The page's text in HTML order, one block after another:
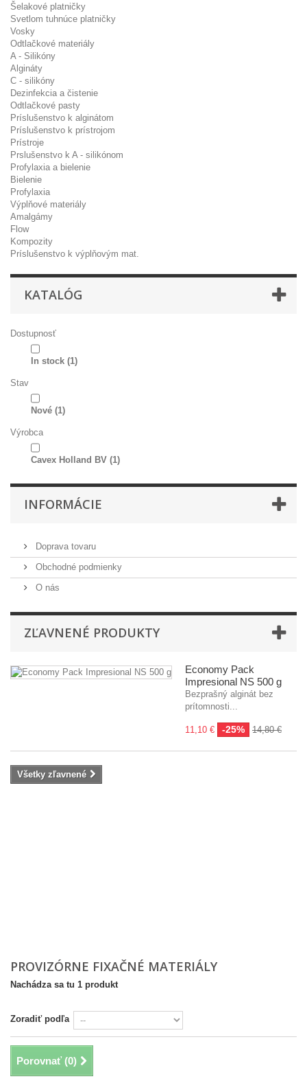
Šelakové platničky
Svetlom tuhnúce platničky
Vosky
Odtlačkové materiály
A - Silikóny
Algináty
C - silikóny
Dezinfekcia a čistenie
Odtlačkové pasty
Príslušenstvo k alginátom
Príslušenstvo k prístrojom
Prístroje
Prslušenstvo k A - silikónom
Profylaxia a bielenie
Bielenie
Profylaxia
Výplňové materiály
Amalgámy
Flow
Kompozity
Príslušenstvo k výplňovým mat.
KATALÓG
Dostupnosť
In stock (1)
Stav
Nové (1)
Výrobca
Cavex Holland BV (1)
INFORMÁCIE
Doprava tovaru
Obchodné podmienky
O nás
ZĽAVNENÉ PRODUKTY
Economy Pack
Impresional NS 500 g
Bezprašný alginát bez
prítomnosti...
11,10 € -25% 14,80 €
Všetky zľavnené
PROVIZÓRNE FIXAČNÉ MATERIÁLY
Nachádza sa tu 1 produkt
Zoradiť podľa
Porovnať (0)